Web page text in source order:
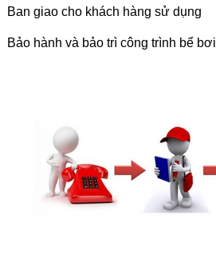
Ban giao cho khách hàng sử dụng
Bảo hành và bảo trì công trình bể bơi